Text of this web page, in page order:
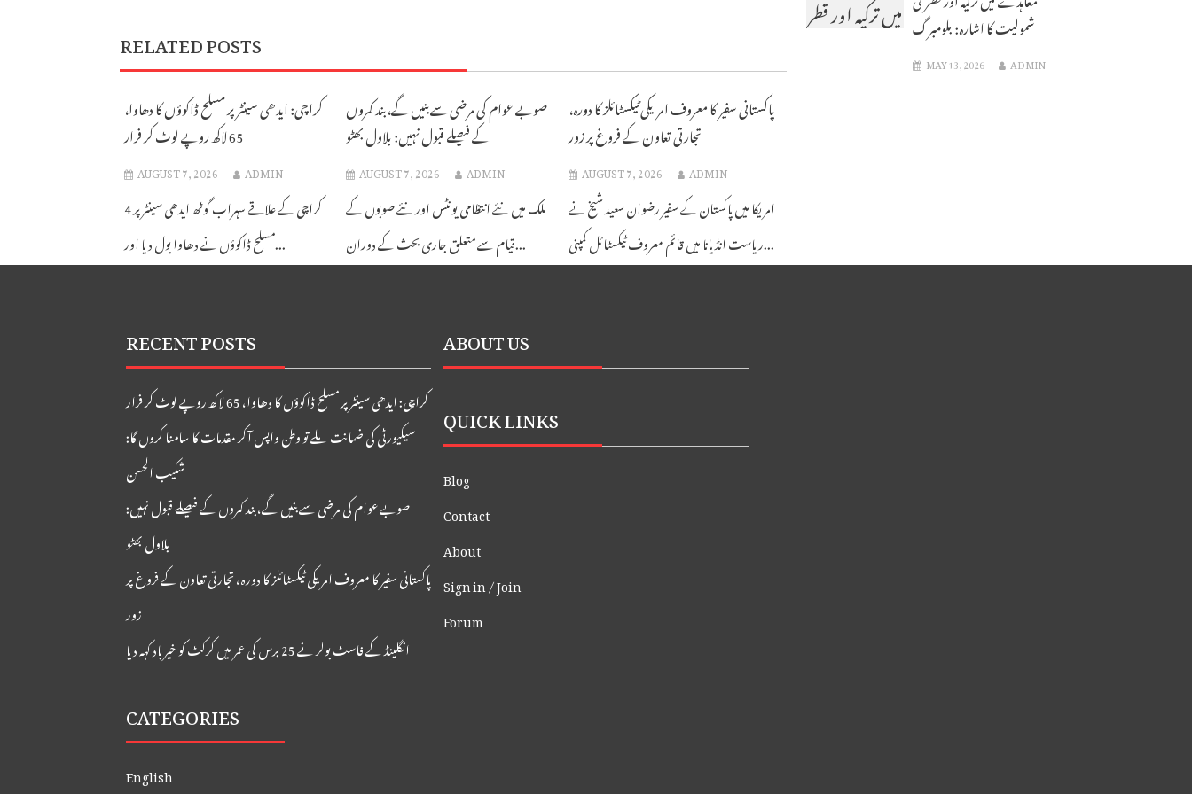
RELATED POSTS
کراچی: ایدھی سینٹر پر مسلح ڈاکوؤں کا دھاوا،
65 لاکھ روپے لوٹ کر فرار
AUGUST 7, 2026 ADMIN
کراچی کے علاقے سہراب گوٹھ ایدھی سینٹر پر 4
مسلح ڈاکوؤں نے دھاوا بول دیا اور...
صوبے عوام کی مرضی سے بنیں گے، بند کمروں
کے فیصلے قبول نہیں: بلاول بھٹو
AUGUST 7, 2026 ADMIN
ملک میں نئے انتظامی یونٹس اور نئے صوبوں کے
قیام سے متعلق جاری بحث کے دوران...
پاکستانی سفیر کا معروف امریکی ٹیکسٹائلز کا دورہ،
تجارتی تعاون کے فروغ پر زور
AUGUST 7, 2026 ADMIN
امریکا میں پاکستان کے سفیر رضوان سعید شیخ نے
ریاست انڈیانا میں قائم معروف ٹیکسٹائل کمپنی...
میں ترکیہ اور قطر شمولیت کا اشارہ: بلومبرگ
MAY 13, 2026 ADMIN
RECENT POSTS
کراچی: ایدھی سینٹر پر مسلح ڈاکوؤں کا دھاوا، 65 لاکھ روپے لوٹ کر فرار
سیکیورٹی کی ضمانت ملے تو وطن واپس آکر مقدمات کا سامنا کروں گا:
شکیب الحسن
صوبے عوام کی مرضی سے بنیں گے، بند کمروں کے فیصلے قبول نہیں:
بلاول بھٹو
پاکستانی سفیر کا معروف امریکی ٹیکسٹائلز کا دورہ، تجارتی تعاون کے فروغ پر
زور
انگلینڈ کے فاسٹ بولر نے 25 برس کی عمر میں کرکٹ کو خیر باد کہہ دیا
CATEGORIES
English
ABOUT US
QUICK LINKS
Blog
Contact
About
Sign in / Join
Forum